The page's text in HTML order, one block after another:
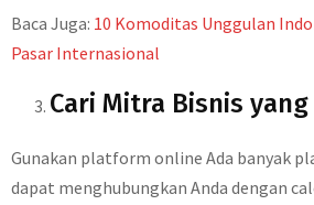
Baca Juga: 10 Komoditas Unggulan
Pasar Internasional
Cari Mitra Bisnis
Gunakan platform online Ada banyak
dapat menghubungkan Anda dengan